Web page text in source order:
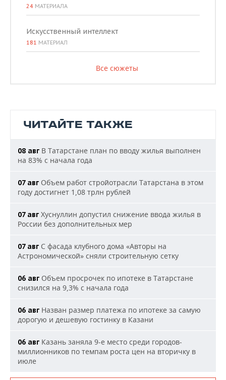
24 МАТЕРИАЛА
Искусственный интеллект
181 МАТЕРИАЛ
Все сюжеты
ЧИТАЙТЕ ТАКЖЕ
08 авг В Татарстане план по вводу жилья выполнен
на 83% с начала года
07 авг Объем работ стройотрасли Татарстана в этом
году достигнет 1,08 трлн рублей
07 авг Хуснуллин допустил снижение ввода жилья в
России без дополнительных мер
07 авг С фасада клубного дома «Авторы на
Астрономической» сняли строительную сетку
06 авг Объем просрочек по ипотеке в Татарстане
снизился на 9,3% с начала года
06 авг Назван размер платежа по ипотеке за самую
дорогую и дешевую гостинку в Казани
06 авг Казань заняла 9-е место среди городов-
миллионников по темпам роста цен на вторичку в
июле